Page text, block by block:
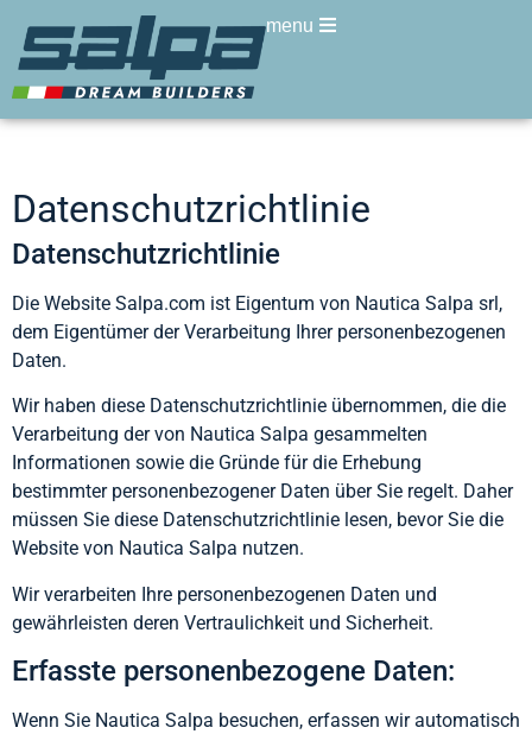
menu
Datenschutzrichtlinie
Datenschutzrichtlinie
Die Website Salpa.com ist Eigentum von Nautica Salpa srl,
dem Eigentümer der Verarbeitung Ihrer personenbezogenen
Daten.
Wir haben diese Datenschutzrichtlinie übernommen, die die
Verarbeitung der von Nautica Salpa gesammelten
Informationen sowie die Gründe für die Erhebung
bestimmter personenbezogener Daten über Sie regelt. Daher
müssen Sie diese Datenschutzrichtlinie lesen, bevor Sie die
Website von Nautica Salpa nutzen.
Wir verarbeiten Ihre personenbezogenen Daten und
gewährleisten deren Vertraulichkeit und Sicherheit.
Erfasste personenbezogene Daten:
Wenn Sie Nautica Salpa besuchen, erfassen wir automatisch